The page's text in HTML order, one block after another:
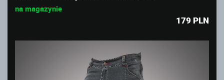
na magazynie
179 PLN